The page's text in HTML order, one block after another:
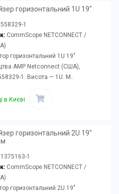
горизонтальний 1U 19"
558329-1
CommScope NETCONNECT /
горизонтальний 1U 19"
AMP Netconnect (США),
1. Висота — 1U. М..
в Києві
горизонтальний 2U 19"
1375163-1
CommScope NETCONNECT /
горизонтальний 2U 19"